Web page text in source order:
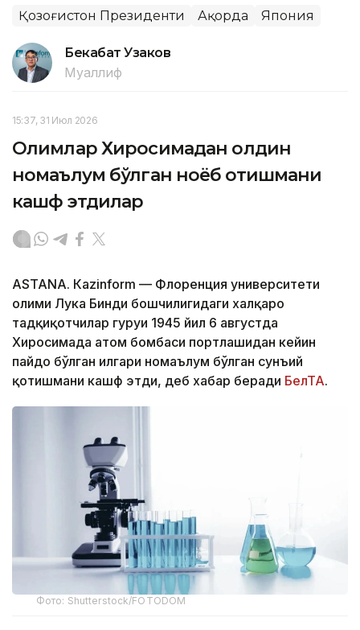
Қозоғистон Президенти Ақорда Япония
Бекабат Узаков
Муаллиф
15:37, 31 Июл 2026
Олимлар Хиросимадан олдин
номаълум бўлган ноёб қотишмани
кашф этдилар
ASTANА. Кazinform — Флоренция университети
олими Лука Бинди бошчилигидаги халқаро
тадқиқотчилар гуруҳи 1945 йил 6 августда
Хиросимада атом бомбаси портлашидан кейин
пайдо бўлган илгари номаълум бўлган сунъий
қотишмани кашф этди, деб хабар беради БелТА.
Фото: Shutterstock/FOTODOM